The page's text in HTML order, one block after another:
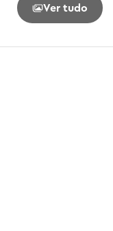
Ver tudo